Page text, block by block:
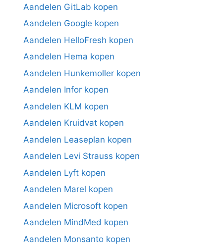
Aandelen GitLab kopen
Aandelen Google kopen
Aandelen HelloFresh kopen
Aandelen Hema kopen
Aandelen Hunkemoller kopen
Aandelen Infor kopen
Aandelen KLM kopen
Aandelen Kruidvat kopen
Aandelen Leaseplan kopen
Aandelen Levi Strauss kopen
Aandelen Lyft kopen
Aandelen Marel kopen
Aandelen Microsoft kopen
Aandelen MindMed kopen
Aandelen Monsanto kopen